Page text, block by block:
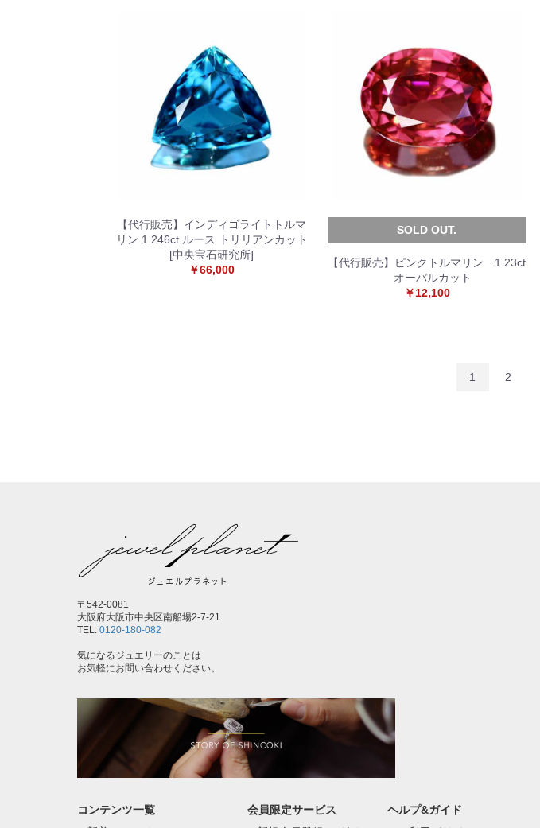
【代行販売】インディゴライトトルマ
リン 1.246ct ルース トリリアンカット
[中央宝石研究所]
￥66,000
SOLD OUT.
【代行販売】ピンクトルマリン 1.23ct
オーバルカット
￥12,100
1 2
〒542-0081
大阪府大阪市中央区南船場2-7-21
TEL: 0120-180-082
気になるジュエリーのことは
お気軽にお問い合わせください。
コンテンツ一覧
会員限定サービス
ヘルプ&ガイド